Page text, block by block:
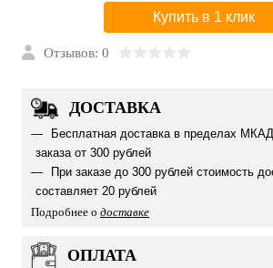
Купить в 1 клик
Отзывов: 0
ДОСТАВКА
Бесплатная доставка в пределах
заказа от 300 рублей
При заказе до 300 рублей стоимость
составляет 20 рублей
Подробнее о доставке
ОПЛАТА